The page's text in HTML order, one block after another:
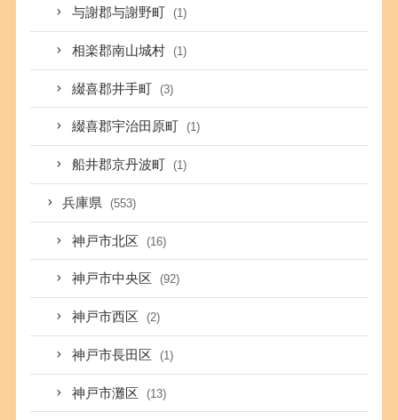
与謝郡与謝野町 (1)
相楽郡南山城村 (1)
綴喜郡井手町 (3)
綴喜郡宇治田原町 (1)
船井郡京丹波町 (1)
兵庫県 (553)
神戸市北区 (16)
神戸市中央区 (92)
神戸市西区 (2)
神戸市長田区 (1)
神戸市灘区 (13)